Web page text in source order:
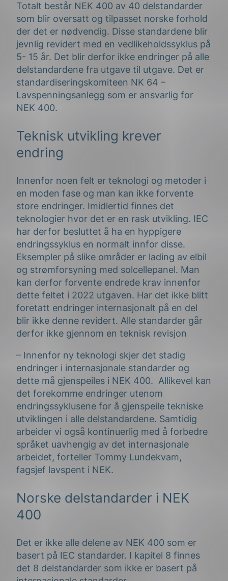
Totalt består NEK 400 av 40 delstandarder
som blir oversatt og tilpasset norske forhold
der det er nødvendig. Disse standardene blir
jevnlig revidert med en vedlikeholdssyklus på
5- 15 år. Det blir derfor ikke endringer på alle
delstandardene fra utgave til utgave. Det er
standardiseringskomiteen NK 64 –
Lavspenningsanlegg som er ansvarlig for
NEK 400.
Teknisk utvikling krever
endring
Innenfor noen felt er teknologi og metoder i
en moden fase og man kan ikke forvente
store endringer. Imidlertid finnes det
teknologier hvor det er en rask utvikling. IEC
har derfor besluttet å ha en hyppigere
endringssyklus en normalt innfor disse.
Eksempler på slike områder er lading av elbil
og strømforsyning med solcellepanel. Man
kan derfor forvente endrede krav innenfor
dette feltet i 2022 utgaven. Har det ikke blitt
foretatt endringer internasjonalt på en del
blir ikke denne revidert. Alle standarder går
derfor ikke gjennom en teknisk revisjon
– Innenfor ny teknologi skjer det stadig
endringer i internasjonale standarder og
dette må gjenspeiles i NEK 400. Allikevel kan
det forekomme endringer utenom
endringssyklusene for å gjenspeile tekniske
utviklingen i alle delstandardene. Samtidig
arbeider vi også kontinuerlig med å forbedre
språket uavhengig av det internasjonale
arbeidet, forteller Tommy Lundekvam,
fagsjef lavspent i NEK.
Norske delstandarder i NEK
400
Det er ikke alle delene av NEK 400 som er
basert på IEC standarder. I kapitel 8 finnes
det 8 delstandarder som ikke er basert på